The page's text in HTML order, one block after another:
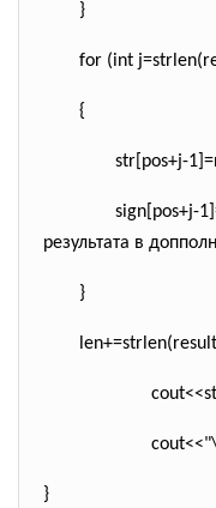
}
for (int
{
str[pos+j-1]=
sign[pos+j-
результата в
}
cout<<
}